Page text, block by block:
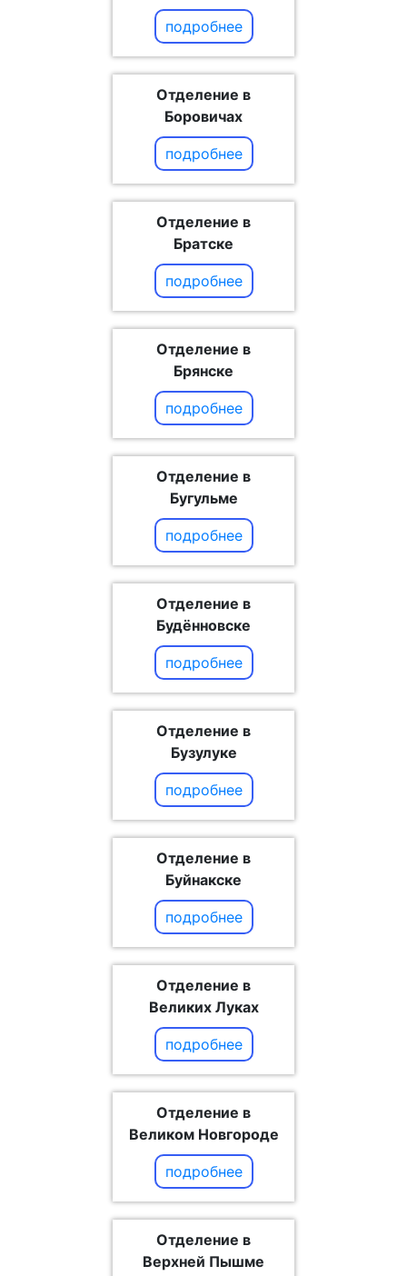
подробнее
Отделение в
Боровичах
подробнее
Отделение в
Братске
подробнее
Отделение в
Брянске
подробнее
Отделение в
Бугульме
подробнее
Отделение в
Будённовске
подробнее
Отделение в
Бузулуке
подробнее
Отделение в
Буйнакске
подробнее
Отделение в
Великих Луках
подробнее
Отделение в
Великом Новгороде
подробнее
Отделение в
Верхней Пышме